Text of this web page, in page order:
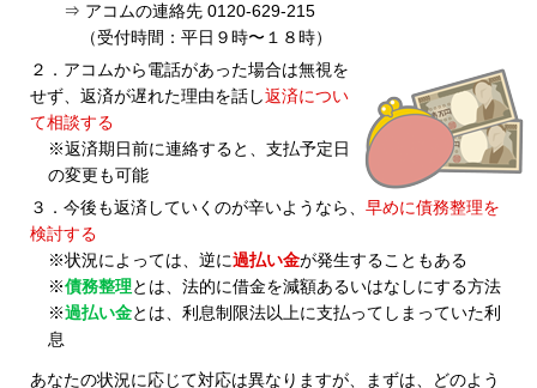
⇒ アコムの連絡先 0120-629-215
（受付時間：平日９時〜１８時）
２．アコムから電話があった場合は無視を
せず、返済が遅れた理由を話し返済につい
て相談する
※返済期日前に連絡すると、支払予定日
の変更も可能
３．今後も返済していくのが辛いようなら、 早めに債務整理を
検討する
※状況によっては、逆に過払い金が発生することもある
※債務整理とは、法的に借金を減額あるいはなしにする方法
※過払い金とは、利息制限法以上に支払ってしまっていた利
息
あなたの状況に応じて対応は異なりますが、まずは、どのよう